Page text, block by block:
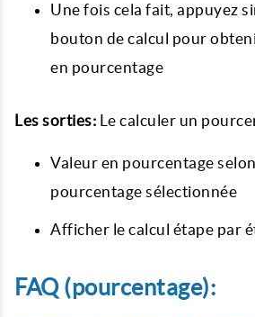
Une fois cela fait, appuyez
bouton de calcul pour
en pourcentage
Les sorties: Le calculer un
Valeur en pourcentage
pourcentage sélectionnée
Afficher le calcul étape par
FAQ (pourcentage):